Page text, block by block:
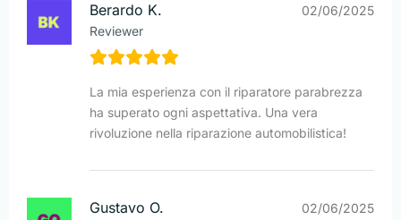
Berardo K.
Reviewer
02/06/2025
La mia esperienza con il riparatore parabrezza
ha superato ogni aspettativa. Una vera
rivoluzione nella riparazione automobilistica!
Gustavo O. 02/06/2025